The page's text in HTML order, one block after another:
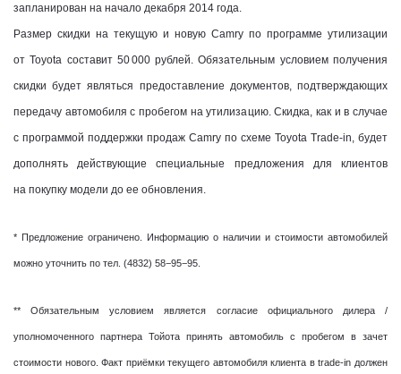
запланирован на начало декабря 2014 года.
Размер скидки на текущую и новую Camry по программе утилизации
от Toyota составит 50 000 рублей. Обязательным условием получения
скидки будет являться предоставление документов, подтверждающих
передачу автомобиля с пробегом на утилизацию. Скидка, как и в случае
с программой поддержки продаж Camry по схеме Toyota Trade-in, будет
дополнять действующие специальные предложения для клиентов
на покупку модели до ее обновления.
* Предложение ограничено. Информацию о наличии и стоимости автомобилей
можно уточнить по тел. (4832) 58−95−95.
** Обязательным условием является согласие официального дилера /
уполномоченного партнера Тойота принять автомобиль с пробегом в зачет
стоимости нового. Факт приёмки текущего автомобиля клиента в trade-in должен